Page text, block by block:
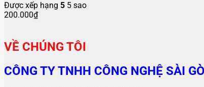
Được xếp hạng 5 5 sao
200.000₫
VỀ CHÚNG TÔI
CÔNG TY TNHH CÔNG NGHỆ SÀI